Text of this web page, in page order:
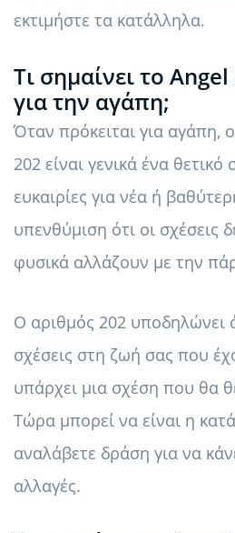
εκτιμήστε τα κατάλληλα.
Τι σημαίνει το
για την αγάπη;
Όταν πρόκειται για αγάπη,
202 είναι γενικά ένα θετικό
ευκαιρίες για νέα ή
υπενθύμιση ότι οι σχέσεις
φυσικά αλλάζουν με την
Ο αριθμός 202 υποδηλώνει
σχέσεις στη ζωή σας που
υπάρχει μια σχέση που θα
Τώρα μπορεί να είναι η
αναλάβετε δράση για να
αλλαγές.